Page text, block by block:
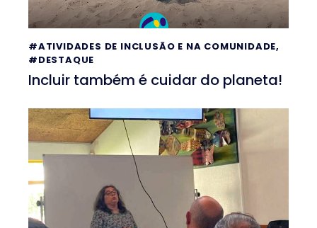
#ATIVIDADES DE INCLUSÃO E NA COMUNIDADE,
#DESTAQUE
Incluir também é cuidar do planeta!